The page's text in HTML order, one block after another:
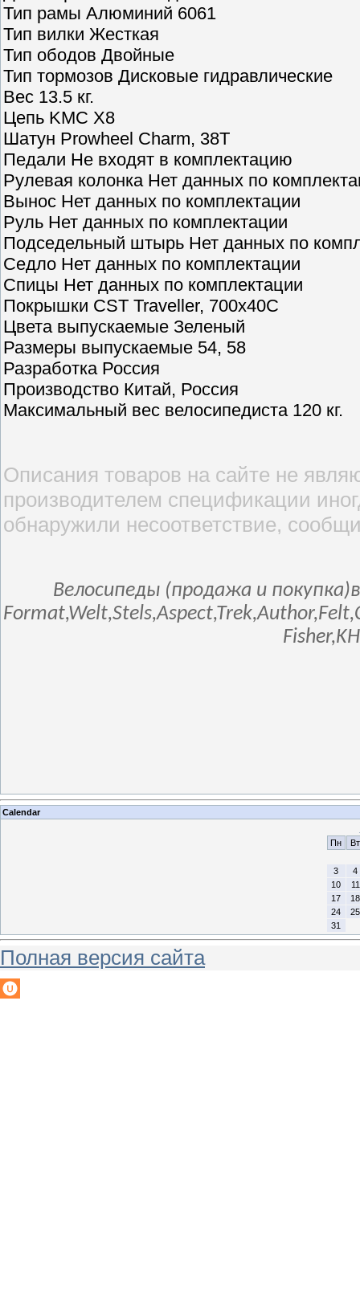
Тип рамы Алюминий 6061
Тип вилки Жесткая
Тип ободов Двойные
Тип тормозов Дисковые гидравлические
Вес 13.5 кг.
Цепь KMC X8
Шатун Prowheel Charm, 38T
Педали Не входят в комплектацию
Рулевая колонка Нет данных по
Вынос Нет данных по комплектации
Руль Нет данных по комплектации
Подседельный штырь Нет данных по
Седло Нет данных по комплектации
Спицы Нет данных по комплектации
Покрышки CST Traveller, 700x40C
Цвета выпускаемые Зеленый
Размеры выпускаемые 54, 58
Разработка Россия
Производство Китай, Россия
Максимальный вес велосипедиста 120 кг.
Описания товаров на сайте не
производителем спецификации
обнаружили несоответствие,
Велосипеды (продажа и
Calendar
Пн
Вт
3
4
10
11
17
18
24
25
31
Полная версия сайта